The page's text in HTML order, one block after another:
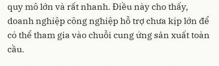
quy mô lớn và rất nhanh. Điều này cho thấy,
doanh nghiệp công nghiệp hỗ trợ chưa kịp lớn để
có thể tham gia vào chuỗi cung ứng sản xuất toàn
cầu.